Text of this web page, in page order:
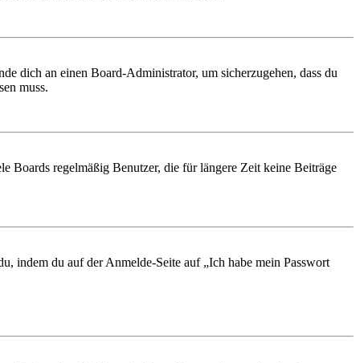
dich an einen Board-Administrator, um sicherzugehen, dass du
muss.
Boards regelmäßig Benutzer, die für längere Zeit keine Beiträge
indem du auf der Anmelde-Seite auf „Ich habe mein Passwort